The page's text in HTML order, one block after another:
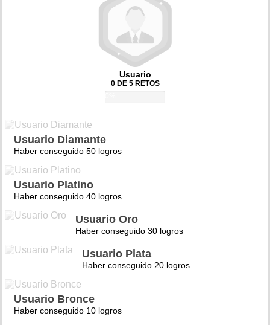
Usuario
0 DE 5 RETOS
Usuario Diamante
Haber conseguido 50 logros
Usuario Platino
Haber conseguido 40 logros
Usuario Oro
Haber conseguido 30 logros
Usuario Plata
Haber conseguido 20 logros
Usuario Bronce
Haber conseguido 10 logros